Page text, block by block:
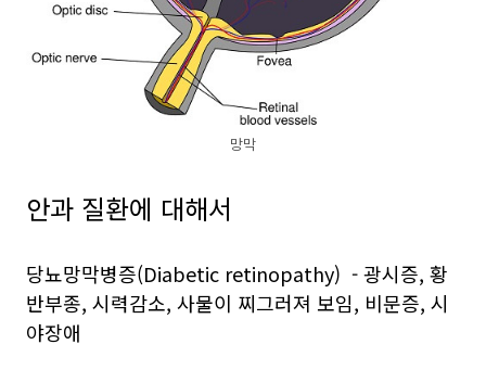
망막
안과 질환에 대해서
당뇨망막병증(Diabetic retinopathy) - 광시증, 황
반부종, 시력감소, 사물이 찌그러져 보임, 비문증, 시
야장애